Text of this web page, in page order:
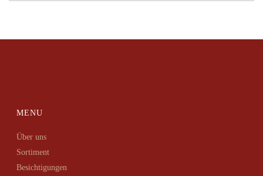
MENU
Über uns
Sortiment
Besichtigungen